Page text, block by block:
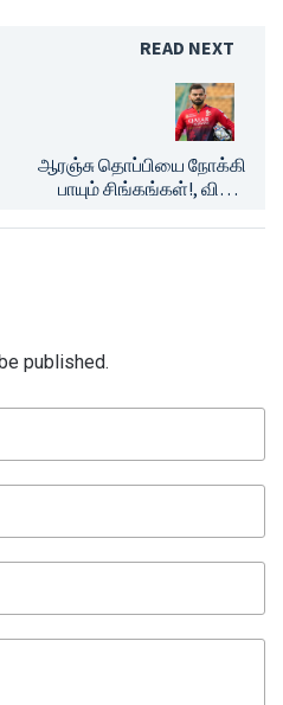
READ NEXT
ஆரஞ்சு தொப்பியை நோக்கி
பாயும் சிங்கங்கள்!, விராட்
வீரர்கள்
published.